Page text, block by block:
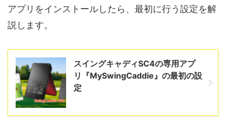
アプリをインストールしたら、最初に行う設定を解
説します。
スイングキャディSC4の専用アプ
リ『MySwingCaddie』の最初の設
定